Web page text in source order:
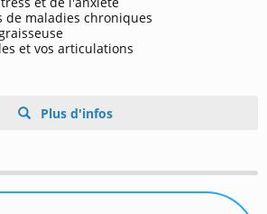
de maladies chroniques
et vos articulations
Plus d'infos